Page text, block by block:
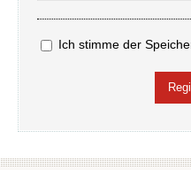
Ich stimme der